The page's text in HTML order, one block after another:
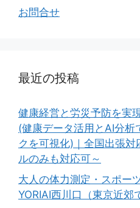
お問合せ
最近の投稿
健康経営と労災予防を実
(健康データ活用とAI分析
クを可視化)｜全国出張対
ルのみも対応可～
大人の体力測定・スポー
YORIAI西川口（東京近郊